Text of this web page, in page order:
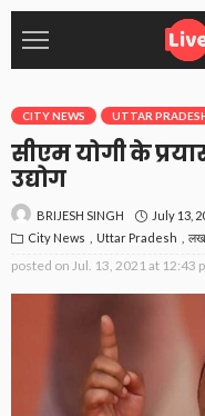
CITY NEWS UTTAR
सीएम योगी के
उद्योग
BRIJESH SINGH July 13,
City News
Uttar Pradesh
posted on Jul. 13, 2021 at 12:43